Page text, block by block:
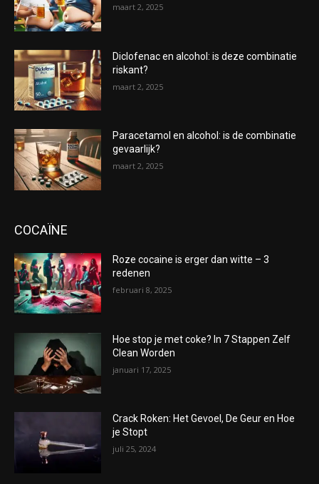
maart 2, 2025
Diclofenac en alcohol: is deze combinatie
riskant?
maart 2, 2025
Paracetamol en alcohol: is de combinatie
gevaarlijk?
maart 2, 2025
COCAÏNE
Roze cocaine is erger dan witte – 3
redenen
februari 8, 2025
Hoe stop je met coke? In 7 Stappen Zelf
Clean Worden
januari 17, 2025
Crack Roken: Het Gevoel, De Geur en Hoe
je Stopt
juli 25, 2024